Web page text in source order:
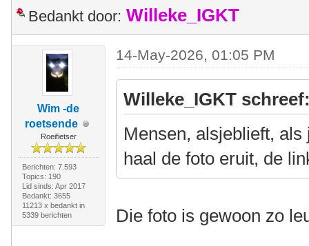
Bedankt door: Willeke_IGKT
Wim -de
roetsende
Roeifietser
Berichten: 7.593
Topics: 190
Lid sinds: Apr 2017
Bedankt: 3655
11213 x bedankt in
5339 berichten
14-May-2026, 01:05 PM
Willeke_IGKT
Mensen, alsjeblieft,
haal de foto eruit, de
Die foto is gewoon zo